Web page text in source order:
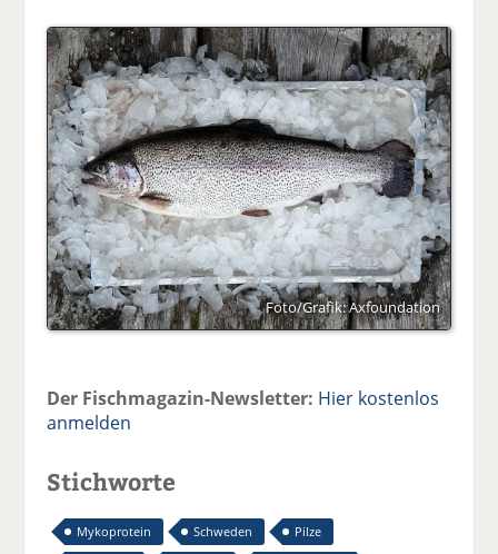
Foto/Grafik: Axfoundation
Der Fischmagazin-Newsletter: Hier kostenlos
anmelden
Stichworte
Mykoprotein Schweden
Pilze